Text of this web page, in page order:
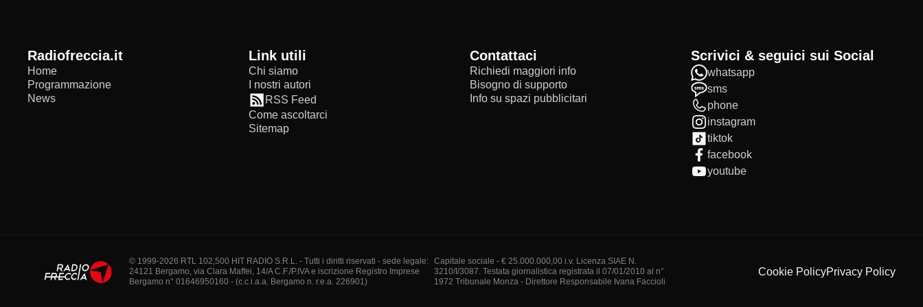
radiofreccia.it
Home
Programmazione
News
Link utili
Chi siamo
I nostri autori
RSS Feed
Come ascoltarci
Sitemap
Contattaci
Richiedi maggiori info
Bisogno di supporto
Info su spazi pubblicitari
Scrivici & seguici sui Social
whatsapp
sms
phone
instagram
tiktok
facebook
youtube
© 1999-2026 RTL 102,500 HIT RADIO S.R.L. - Tutti i diritti riservati - sede legale:
24121 Bergamo, via Clara Maffei, 14/A C.F./P.IVA e iscrizione Registro Imprese
Bergamo n° 01646950160 - (c.c.i.a.a. Bergamo n. r.e.a. 226901)
Capitale sociale - € 25.000.000,00 i.v. Licenza SIAE N.
3210/I/3087. Testata giornalistica registrata il 07/01/2010 al n°
1972 Tribunale Monza - Direttore Responsabile Ivana Faccioli
Cookie PolicyPrivacy Policy